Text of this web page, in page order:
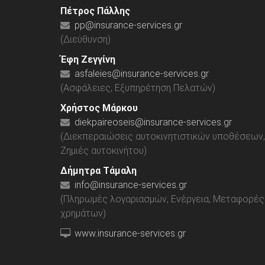
Πέτρος Πάλλης
pp@insurance-services.gr
(Διεύθυνση)
Έφη Ζεγγίνη
asfaleies@insurance-services.gr
(Ασφάλειες, Εξυπηρέτηση Πελατών)
Χρήστος Μάρκου
diekpaireoseis@insurance-services.gr
(Διεκπεραιώσεις αυτοκινητιστικών υποθέσεων,
Ζημιές αυτοκινήτου)
Δήμητρα Τάμαλη
info@insurance-services.gr
(Πληρωμές λογαριασμών, Ενέργεια, Μεταφορές
χρημάτων)
www.insurance-services.gr